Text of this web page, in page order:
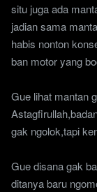
situ juga ada
jadian sama
habis nonton
ban motor yang
Gue lihat mantan
gak ngolok,tapi
Gue disana gak
ditanya baru